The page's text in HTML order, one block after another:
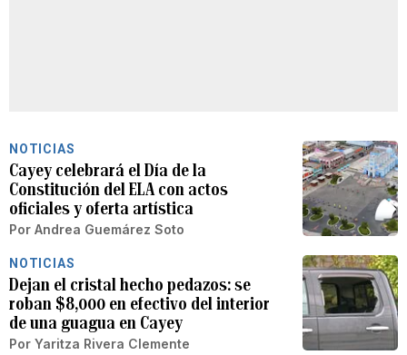
NOTICIAS
Cayey celebrará el Día de la
Constitución del ELA con actos
oficiales y oferta artística
Por Andrea Guemárez Soto
NOTICIAS
Dejan el cristal hecho pedazos: se
roban $8,000 en efectivo del interior
de una guagua en Cayey
Por Yaritza Rivera Clemente